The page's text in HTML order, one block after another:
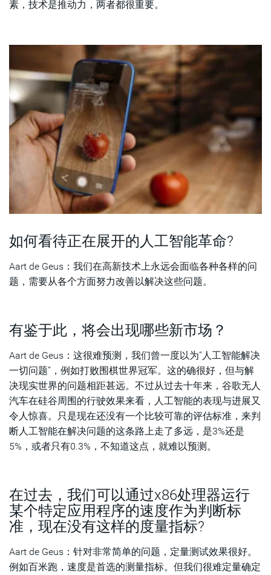
素，技术是推动力，两者都很重要。
如何看待正在展开的人工智能革命?
Aart de Geus：我们在高新技术上永远会面临各种各样的问
题，需要从各个方面努力改善以解决这些问题。
有鉴于此，将会出现哪些新市场？
Aart de Geus：这很难预测，我们曾一度以为“人工智能解决
一切问题”，例如打败围棋世界冠军。这的确很好，但与解
决现实世界的问题相距甚远。不过从过去十年来，谷歌无人
汽车在硅谷周围的行驶效果来看，人工智能的表现与进展又
令人惊喜。只是现在还没有一个比较可靠的评估标准，来判
断人工智能在解决问题的这条路上走了多远，是3%还是
5%，或者只有0.3%，不知道这点，就难以预测。
在过去，我们可以通过x86处理器运行
某个特定应用程序的速度作为判断标
准，现在没有这样的度量指标?
Aart de Geus：针对非常简单的问题，定量测试效果很好。
例如百米跑，速度是首选的测量指标。但我们很难定量确定